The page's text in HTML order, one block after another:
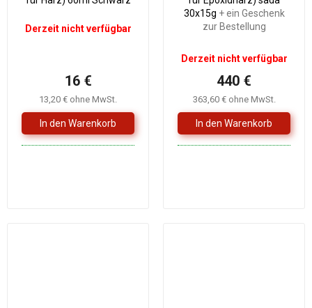
Derzeit nicht verfügbar
13,20 € ohne MwSt.
16 €
30x15g + ein Geschenk
zur Bestellung
Derzeit nicht verfügbar
363,60 € ohne MwSt.
440 €